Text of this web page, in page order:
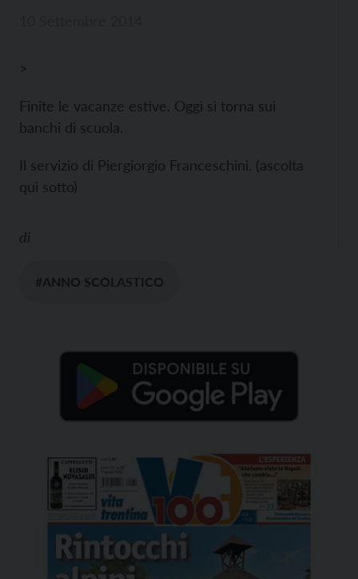
>
Finite le vacanze estive. Oggi si torna sui
banchi di scuola.
Il servizio di Piergiorgio Franceschini. (ascolta
qui sotto)
di
#ANNO SCOLASTICO